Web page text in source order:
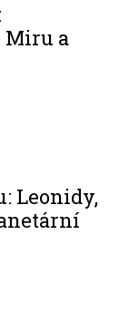
Miru a
Leonidy,